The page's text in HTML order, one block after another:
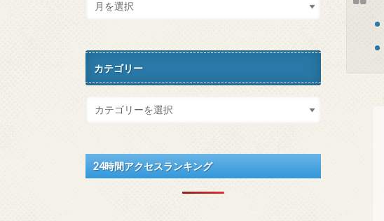
カテゴリー
24時間アクセスランキング